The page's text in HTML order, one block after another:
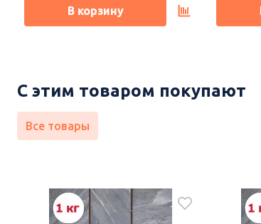
В корзину
УТ-00020824 УТ-
С этим товаром покупают
Все товары